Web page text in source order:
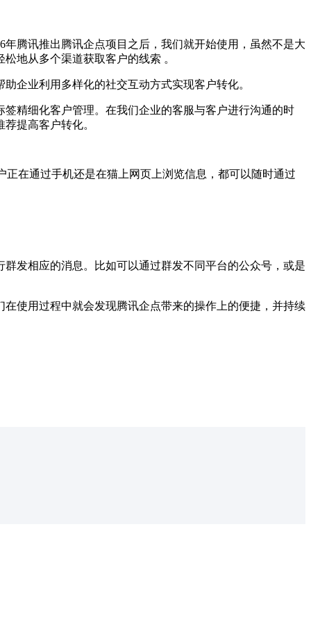
腾讯推出腾讯企点项目之后，我们就开始使用，虽然不是大
地从多个渠道获取客户的线索 。
企业利用多样化的社交互动方式实现客户转化。
精细化客户管理。在我们企业的客服与客户进行沟通的时
提高客户转化。
在通过手机还是在猫上网页上浏览信息，都可以随时通过
发相应的消息。比如可以通过群发不同平台的公众号，或是
使用过程中就会发现腾讯企点带来的操作上的便捷，并持续